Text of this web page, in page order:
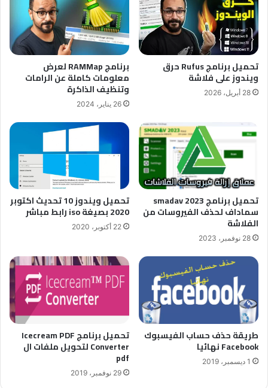
تحميل برنامج Rufus حرق
ويندوز على فلاشة
28 أبريل، 2026
برنامج RAMMap لعرض
معلومات كاملة عن الرامات
وتنظيف الذاكرة
26 يناير، 2024
تحميل برنامج smadav 2023
سماداف لحذف الفيروسات من
الفلاشة
28 نوفمبر، 2023
تحميل ويندوز 10 تحديث اكتوبر
2020 بصيغة iso رابط مباشر
22 أكتوبر، 2020
طريقة حذف حساب الفيسبوك
Facebook نهائيا
1 ديسمبر، 2019
تحميل برنامج Icecream PDF
Converter لتحويل ملفات ال
pdf
29 نوفمبر، 2019